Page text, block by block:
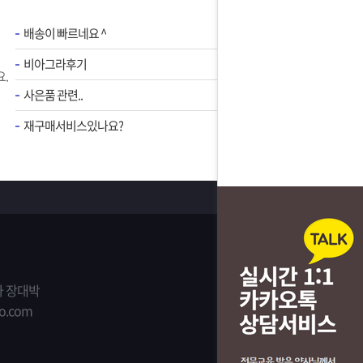
.
배송이 빠르네요 ^
비아그라후기
사은품 관련..
재구매서비스있나요?
장대박